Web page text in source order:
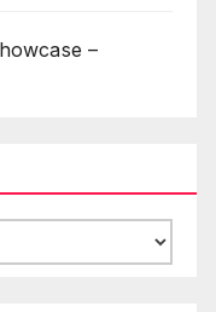
–